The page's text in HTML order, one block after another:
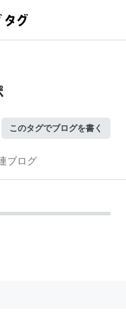
このタグでブログを書く
ブログ